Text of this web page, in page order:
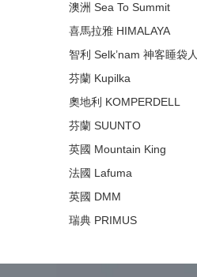
澳洲 Sea To Summit
喜馬拉雅 HIMALAYA
智利 Selk’nam 神客睡袋人
芬蘭 Kupilka
奧地利 KOMPERDELL
芬蘭 SUUNTO
英國 Mountain King
法國 Lafuma
英國 DMM
瑞典 PRIMUS